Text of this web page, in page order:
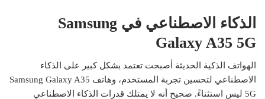
الذكاء الاصطناعي في Samsung
Galaxy A35 5G
الهواتف الذكية الحديثة أصبحت تعتمد بشكل كبير على الذكاء
الاصطناعي لتحسين تجربة المستخدم، وهاتف Samsung Galaxy A35
5G ليس استثناءً. صحيح أنه لا يمتلك قدرات الذكاء الاصطناعي